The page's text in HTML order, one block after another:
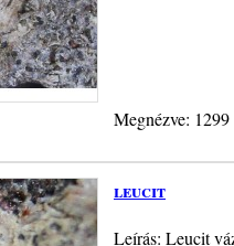
Megnézve:
leucit
Leírás: Leucit